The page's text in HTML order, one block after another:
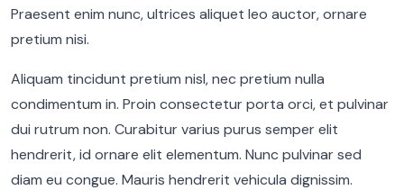
Praesent enim nunc, ultrices aliquet leo auctor, ornare
pretium nisi.
Aliquam tincidunt pretium nisl, nec pretium nulla
condimentum in. Proin consectetur porta orci, et pulvinar
dui rutrum non. Curabitur varius purus semper elit
hendrerit, id ornare elit elementum. Nunc pulvinar sed
diam eu congue. Mauris hendrerit vehicula dignissim.